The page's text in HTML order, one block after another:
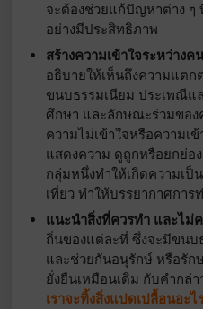
จะต้องช่วยแก้ปัญหาต่าง ๆ
อย่างมีประสิทธิภาพ
สร้างความเข้าใจระหว่าง
อธิบายให้เห็นถึงความแตก
ขนบธรรมเนียม ประเพณี
ศึกษา และลักษณะร่วมของ
ความไม่เข้าใจหรือความเ
แสดงความ ดูถูกหรือยกย่
กลุ่มหนึ่งทำให้เกิดความเป็
เที่ยว ทำให้บรรยากาศการ
แนะนำสิ่งที่ควรทำ และไม่
ถิ่นของแต่ละที่ ซึ่งจะมีขนบ
และช่วยกันอนุรักษ์ หรือรั
ยั่งยืนเหมือนเดิม กับคำกล่า
เราจะทิ้งสิ่งแปดเปลื้อนอะ